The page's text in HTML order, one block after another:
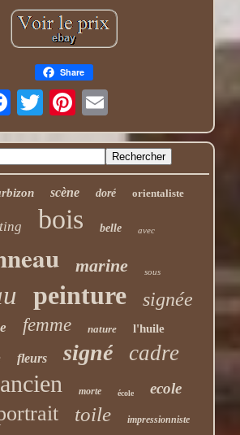
Share
scène doré orientaliste
bois belle avec
marine sous
peinture signée
femme nature l'huile
fleurs signé cadre
ancien morte école
ecole
toile impressionniste